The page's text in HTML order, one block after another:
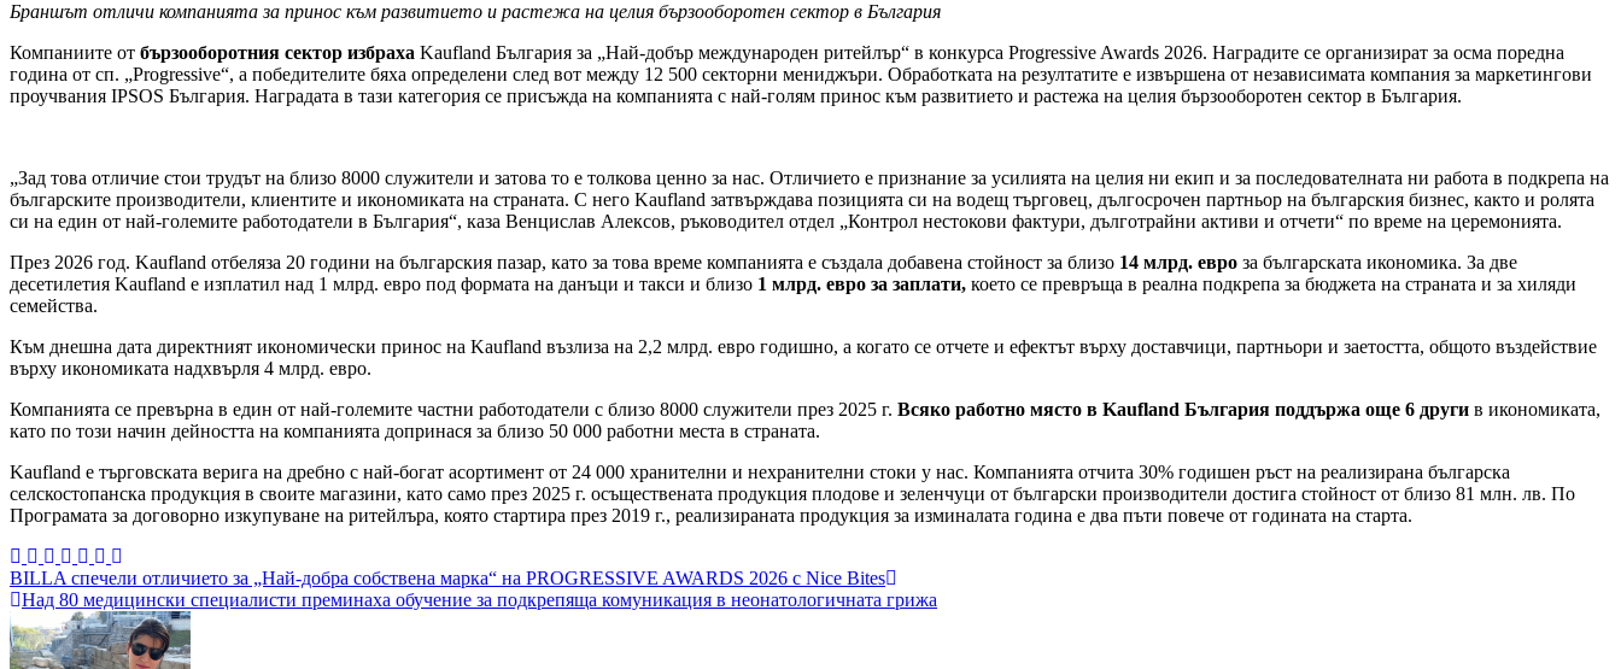
Браншът отличи компанията за принос към развитието и растежа на целия бързооборотен сектор в България
Компаниите от бързооборотния сектор избраха Kaufland България за „Най-добър международен ритейлър“ в конкурса Progressive Awards 2026. Наградите се организират за осма поредна
година от сп. „Progressive“, а победителите бяха определени след вот между 12 500 секторни мениджъри. Обработката на резултатите е извършена от независимата компания за маркетингови
проучвания IPSOS България. Наградата в тази категория се присъжда на компанията с най-голям принос към развитието и растежа на целия бързооборотен сектор в България.
„Зад това отличие стои трудът на близо 8000 служители и затова то е толкова ценно за нас. Отличието е признание за усилията на целия ни екип и за последователната ни работа в подкрепа на
българските производители, клиентите и икономиката на страната. С него Kaufland затвърждава позицията си на водещ търговец, дългосрочен партньор на българския бизнес, както и ролята
си на един от най-големите работодатели в България“, каза Венцислав Алексов, ръководител отдел „Контрол нестокови фактури, дълготрайни активи и отчети“ по време на церемонията.
През 2026 год. Kaufland отбеляза 20 години на българския пазар, като за това време компанията е създала добавена стойност за близо 14 млрд. евро за българската икономика. За две
десетилетия Kaufland е изплатил над 1 млрд. евро под формата на данъци и такси и близо 1 млрд. евро за заплати, което се превръща в реална подкрепа за бюджета на страната и за хиляди
семейства.
Към днешна дата директният икономически принос на Kaufland възлиза на 2,2 млрд. евро годишно, а когато се отчете и ефектът върху доставчици, партньори и заетостта, общото въздействие
върху икономиката надхвърля 4 млрд. евро.
Компанията се превърна в един от най-големите частни работодатели с близо 8000 служители през 2025 г. Всяко работно място в Kaufland България поддържа още 6 други в икономиката,
като по този начин дейността на компанията допринася за близо 50 000 работни места в страната.
Kaufland е търговската верига на дребно с най-богат асортимент от 24 000 хранителни и нехранителни стоки у нас. Компанията отчита 30% годишен ръст на реализирана българска
селскостопанска продукция в своите магазини, като само през 2025 г. осъществената продукция плодове и зеленчуци от български производители достига стойност от близо 81 млн. лв. По
Програмата за договорно изкупуване на ритейлъра, която стартира през 2019 г., реализираната продукция за изминалата година е два пъти повече от годината на старта.
Навигация
BILLA спечели отличието за „Най-добра собствена марка“ на PROGRESSIVE AWARDS 2026 с Nice Bites
Над 80 медицински специалисти преминаха обучение за подкрепяща комуникация в неонатологичната грижа